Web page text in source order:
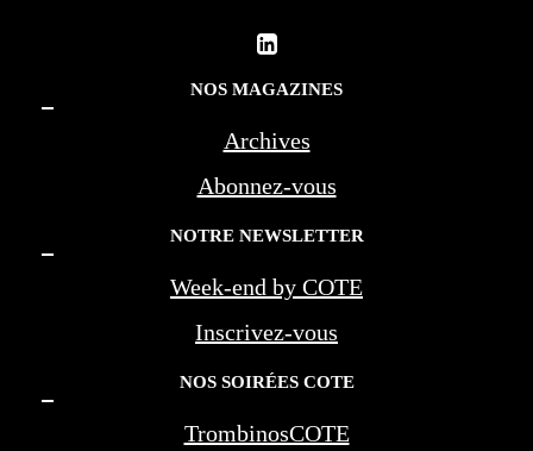
NOS MAGAZINES
Archives
Abonnez-vous
NOTRE NEWSLETTER
Week-end by COTE
Inscrivez-vous
NOS SOIRÉES COTE
TrombinosCOTE